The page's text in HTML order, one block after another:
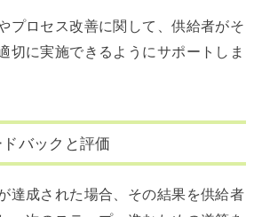
プロセス改善に関して、供給者がそ
切に実施できるようにサポートしま
バックと評価
達成された場合、その結果を供給者